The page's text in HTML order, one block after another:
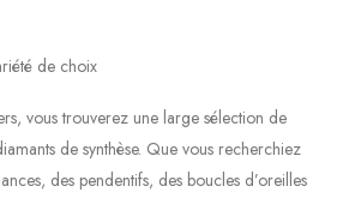
de choix
vous trouverez une large sélection de
de synthèse. Que vous recherchiez
des pendentifs, des boucles d’oreilles